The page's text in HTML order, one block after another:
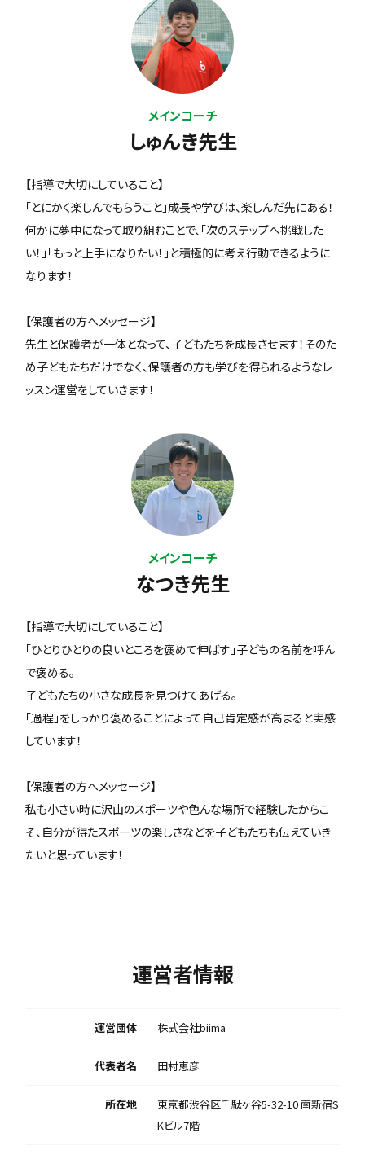
メインコーチ
しゅんき先生
【指導で大切にしていること】
「とにかく楽しんでもらうこと」成長や学びは、楽しんだ先にある！
何かに夢中になって取り組むことで、「次のステップへ挑戦した
い！」「もっと上手になりたい！」と積極的に考え行動できるように
なります！
【保護者の方へメッセージ】
先生と保護者が一体となって、子どもたちを成長させます！そのた
め子どもたちだけでなく、保護者の方も学びを得られるようなレ
ッスン運営をしていきます！
メインコーチ
なつき先生
【指導で大切にしていること】
「ひとりひとりの良いところを褒めて伸ばす」子どもの名前を呼ん
で褒める。
子どもたちの小さな成長を見つけてあげる。
「過程」をしっかり褒めることによって自己肯定感が高まると実感
しています！
【保護者の方へメッセージ】
私も小さい時に沢山のスポーツや色んな場所で経験したからこ
そ、自分が得たスポーツの楽しさなどを子どもたちも伝えていき
たいと思っています！
運営者情報
運営団体 株式会社biima
代表者名 田村恵彦
所在地
東京都渋谷区千駄ヶ谷5-32-10 南新宿S
Kビル7階